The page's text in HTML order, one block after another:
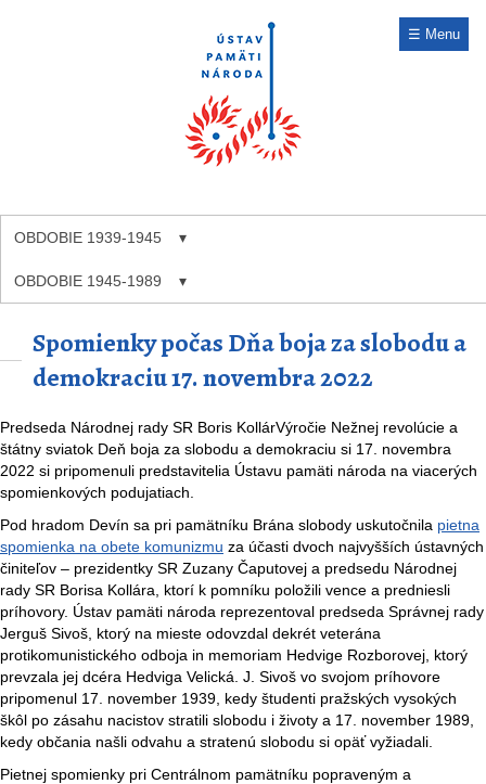
☰ Menu
OBDOBIE 1939-1945
OBDOBIE 1945-1989
Spomienky počas Dňa boja za slobodu a
demokraciu 17. novembra 2022
Predseda Národnej rady SR Boris KollárVýročie Nežnej revolúcie a
štátny sviatok Deň boja za slobodu a demokraciu si 17. novembra
2022 si pripomenuli predstavitelia Ústavu pamäti národa na viacerých
spomienkových podujatiach.
Pod hradom Devín sa pri pamätníku Brána slobody uskutočnila pietna
spomienka na obete komunizmu za účasti dvoch najvyšších ústavných
činiteľov – prezidentky SR Zuzany Čaputovej a predsedu Národnej
rady SR Borisa Kollára, ktorí k pomníku položili vence a predniesli
príhovory. Ústav pamäti národa reprezentoval predseda Správnej rady
Jerguš Sivoš, ktorý na mieste odovzdal dekrét veterána
protikomunistického odboja in memoriam Hedvige Rozborovej, ktorý
prevzala jej dcéra Hedviga Velická. J. Sivoš vo svojom príhovore
pripomenul 17. november 1939, kedy študenti pražských vysokých
škôl po zásahu nacistov stratili slobodu i životy a 17. november 1989,
kedy občania našli odvahu a stratenú slobodu si opäť vyžiadali.
Pietnej spomienky pri Centrálnom pamätníku popraveným a